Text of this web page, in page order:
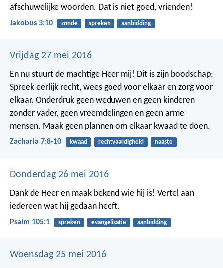
afschuwelijke woorden. Dat is niet goed, vrienden!
Jakobus 3:10 zonde spreken aanbidding
Vrijdag 27 mei 2016
En nu stuurt de machtige Heer mij! Dit is zijn boodschap:
Spreek eerlijk recht, wees goed voor elkaar en zorg voor
elkaar. Onderdruk geen weduwen en geen kinderen
zonder vader, geen vreemdelingen en geen arme
mensen. Maak geen plannen om elkaar kwaad te doen.
Zacharia 7:8-10 kwaad rechtvaardigheid naaste
Donderdag 26 mei 2016
Dank de Heer en maak bekend wie hij is! Vertel aan
iedereen wat hij gedaan heeft.
Psalm 105:1 spreken evangelisatie aanbidding
Woensdag 25 mei 2016